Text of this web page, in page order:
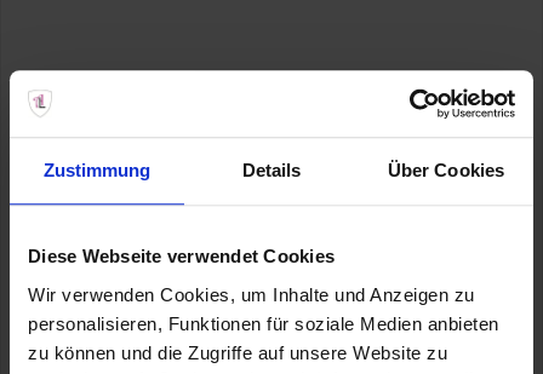
Zustimmung Details Über Cookies
Diese Webseite verwendet Cookies
Wir verwenden Cookies, um Inhalte und Anzeigen zu
personalisieren, Funktionen für soziale Medien anbieten
zu können und die Zugriffe auf unsere Website zu